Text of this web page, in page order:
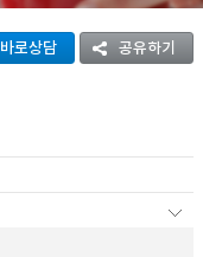
바로상담 공유하기